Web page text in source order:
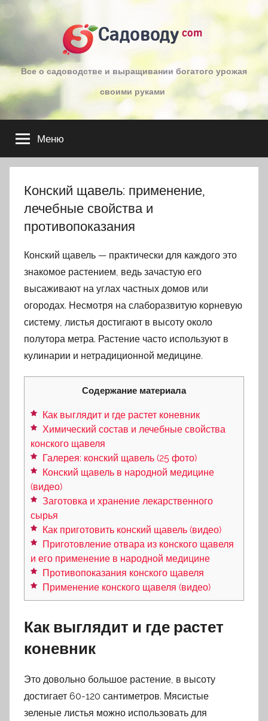
к
Садоводу com
Все о садоводстве и выращивании богатого урожая
своими руками
Меню
Конский щавель: применение,
лечебные свойства и
противопоказания
Конский щавель — практически для каждого это
знакомое растением, ведь зачастую его
высаживают на углах частных домов или
огородах. Несмотря на слаборазвитую корневую
систему, листья достигают в высоту около
полутора метра. Растение часто используют в
кулинарии и нетрадиционной медицине.
Содержание материала
Как выглядит и где растет коневник
Химический состав и лечебные свойства
конского щавеля
Галерея: конский щавель (25 фото)
Конский щавель в народной медицине
(видео)
Заготовка и хранение лекарственного
сырья
Как приготовить конский щавель (видео)
Приготовление отвара из конского щавеля
и его применение в народной медицине
Противопоказания конского щавеля
Применение конского щавеля (видео)
Как выглядит и где растет
коневник
Это довольно большое растение, в высоту
достигает 60-120 сантиметров. Мясистые
зеленые листья можно использовать для